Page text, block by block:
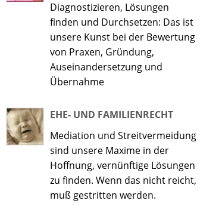
Diagnostizieren, Lösungen
finden und Durchsetzen: Das ist
unsere Kunst bei der Bewertung
von Praxen, Gründung,
Auseinandersetzung und
Übernahme
EHE- UND FAMILIENRECHT
Mediation und Streitvermeidung
sind unsere Maxime in der
Hoffnung, vernünftige Lösungen
zu finden. Wenn das nicht reicht,
muß gestritten werden.